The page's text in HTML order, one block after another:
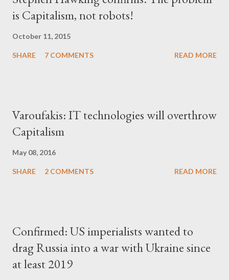
is Capitalism, not robots!
October 11, 2015
SHARE 7 COMMENTS READ MORE
Varoufakis: IT technologies will overthrow
Capitalism
May 08, 2016
SHARE 2 COMMENTS READ MORE
Confirmed: US imperialists wanted to
drag Russia into a war with Ukraine since
at least 2019